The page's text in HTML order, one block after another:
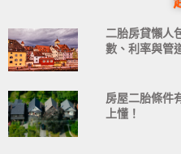
二胎房貸懶人
數、利率與管
房屋二胎條件
上懂！